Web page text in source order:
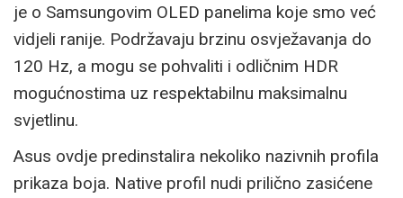
je o Samsungovim OLED panelima koje smo već
vidjeli ranije. Podržavaju brzinu osvježavanja do
120 Hz, a mogu se pohvaliti i odličnim HDR
mogućnostima uz respektabilnu maksimalnu
svjetlinu.
Asus ovdje predinstalira nekoliko nazivnih profila
prikaza boja. Native profil nudi prilično zasićene